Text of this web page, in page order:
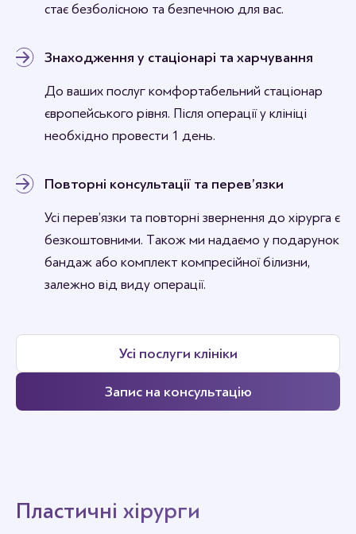
стає безболісною та безпечною для вас.
Знаходження у стаціонарі та харчування
До ваших послуг комфортабельний стаціонар
європейського рівня. Після операції у клініці
необхідно провести 1 день.
Повторні консультації та перев’язки
Усі перев’язки та повторні звернення до хірурга є
безкоштовними. Також ми надаємо у подарунок
бандаж або комплект компресійної білизни,
залежно від виду операції.
Усі послуги клініки
Запис на консультацію
Пластичні хірурги